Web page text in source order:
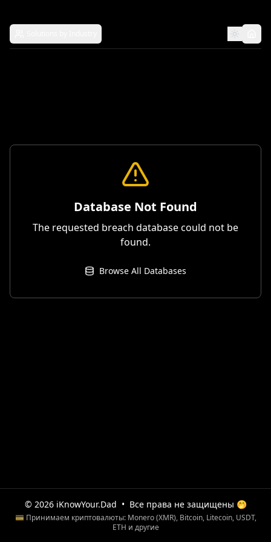
Database Not Found
The requested breach database could not be
found.
Browse All Databases
© 2026 iKnowYour.Dad • Все права не защищены 🤭
💳 Принимаем криптовалюты: Monero (XMR), Bitcoin, Litecoin, USDT,
ETH и другие